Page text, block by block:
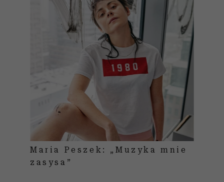
Maria Peszek: „Muzyka mnie
zasysa”